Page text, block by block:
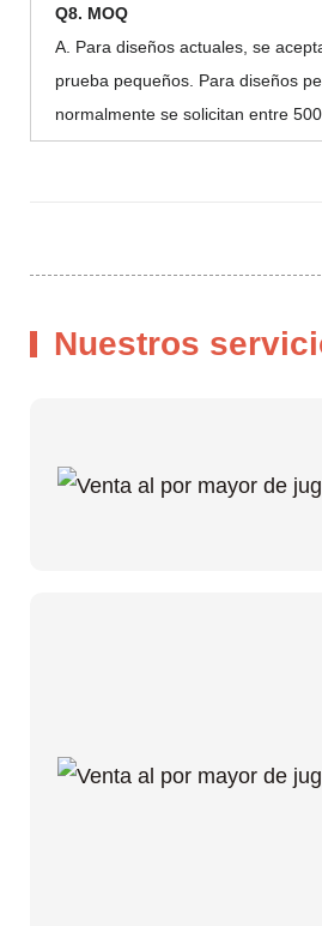
Q8. MOQ
A. Para diseños actuales, se
prueba pequeños. Para diseños
normalmente se solicitan entre
Nuestros